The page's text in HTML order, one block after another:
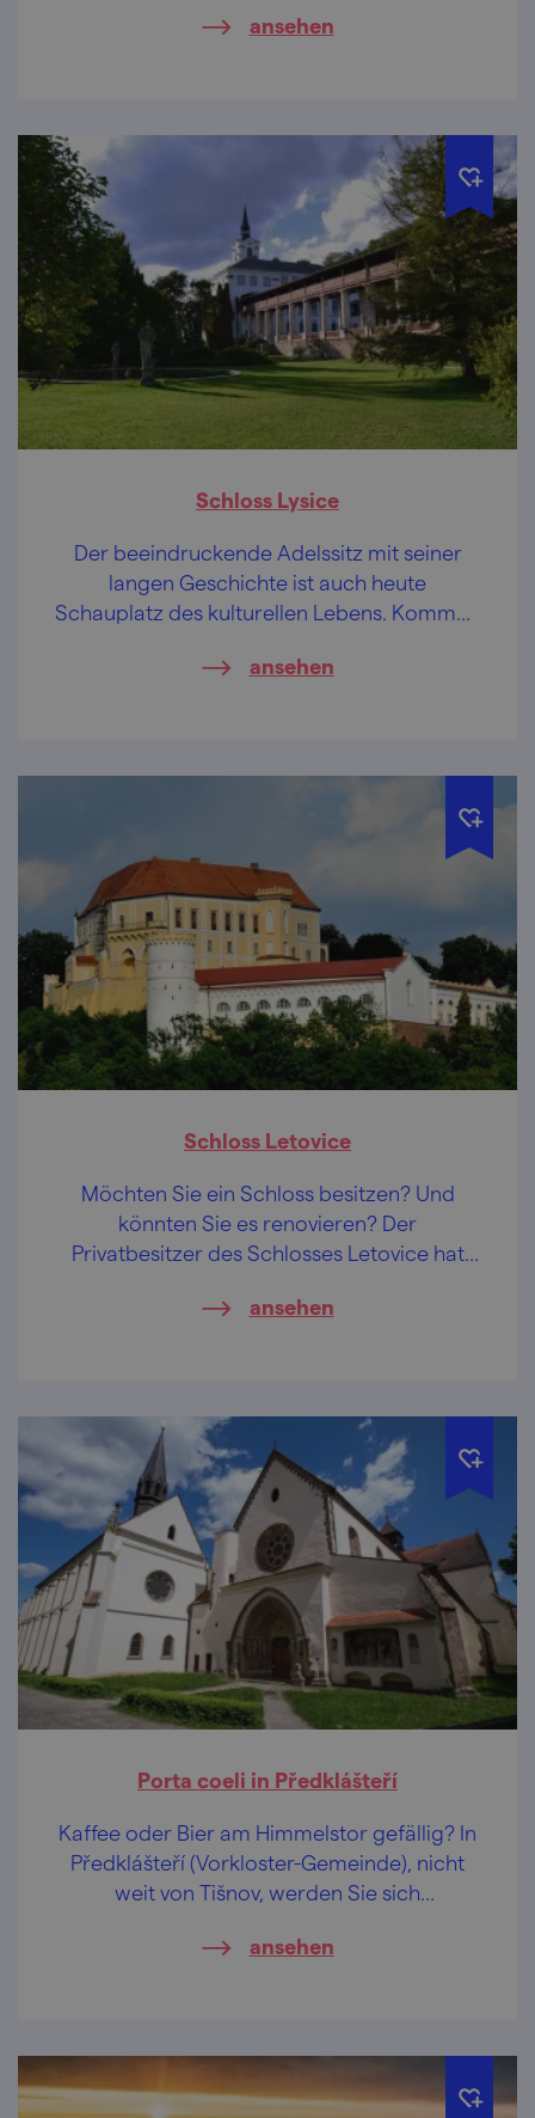
Bierkönigs Gambrinus, aber auch mit einem
ansehen
Schloss Lysice
Der beeindruckende Adelssitz mit seiner
langen Geschichte ist auch heute
Schauplatz des kulturellen Lebens. Kommen
Kostümen oder zur Hochzeitsmesse.
ansehen
Schloss Letovice
Möchten Sie ein Schloss besitzen? Und
könnten Sie es renovieren? Der
Privatbesitzer des Schlosses Letovice hat
ansehen
Porta coeli in Předklášteří
Kaffee oder Bier am Himmelstor gefällig? In
Předklášteří (Vorkloster-Gemeinde), nicht
weit von Tišnov, werden Sie sich
romanisch-gotischen Stil steckt.
ansehen